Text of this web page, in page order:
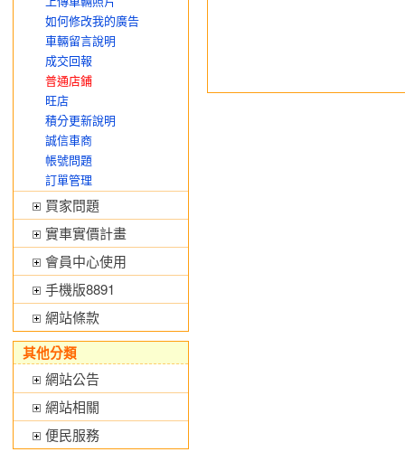
如何修改我的廣告
車輛留言說明
成交回報
普通店鋪
旺店
積分更新說明
誠信車商
帳號問題
訂單管理
買家問題
實車實價計畫
會員中心使用
手機版8891
網站條款
其他分類
網站公告
網站相關
便民服務